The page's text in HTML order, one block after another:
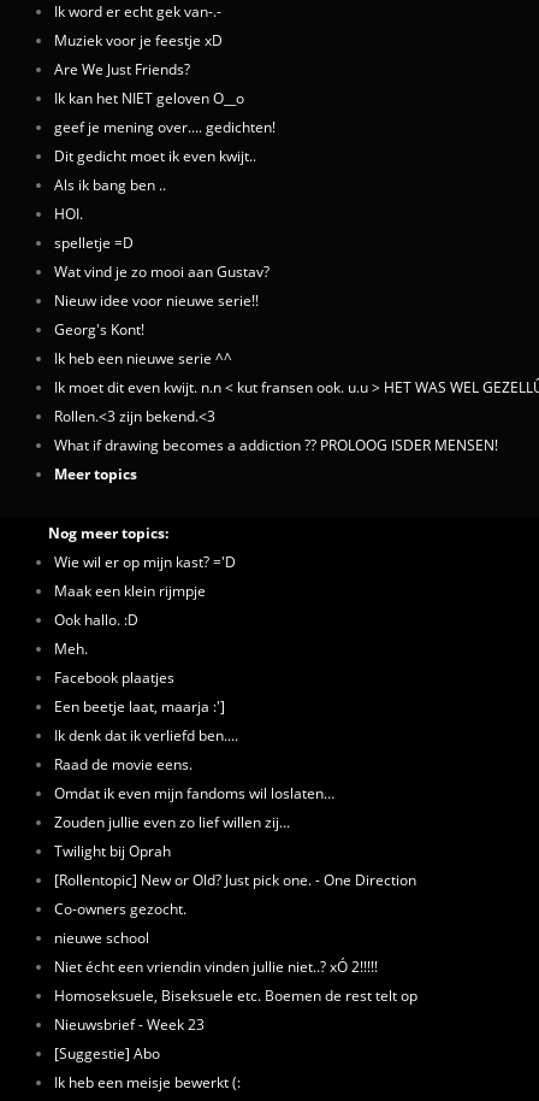
Ik word er echt gek van-.-
Muziek voor je feestje xD
Are We Just Friends?
Ik kan het NIET geloven O__o
geef je mening over.... gedichten!
Dit gedicht moet ik even kwijt..
Als ik bang ben ..
HOI.
spelletje =D
Wat vind je zo mooi aan Gustav?
Nieuw idee voor nieuwe serie!!
Georg's Kont!
Ik heb een nieuwe serie ^^
Ik moet dit even kwijt. n.n < kut fransen ook. u.u > HET WAS WEL
Rollen.<3 zijn bekend.<3
What if drawing becomes a addiction ?? PROLOOG ISDER MENSEN!
Meer topics
Nog meer topics:
Wie wil er op mijn kast? ='D
Maak een klein rijmpje
Ook hallo. :D
Meh.
Facebook plaatjes
Een beetje laat, maarja :']
Ik denk dat ik verliefd ben....
Raad de movie eens.
Omdat ik even mijn fandoms wil loslaten…
Zouden jullie even zo lief willen zij...
Twilight bij Oprah
[Rollentopic] New or Old? Just pick one. - One Direction
Co-owners gezocht.
nieuwe school
Niet écht een vriendin vinden jullie niet..? xÓ 2!!!!!
Homoseksuele, Biseksuele etc. Boemen de rest telt op
Nieuwsbrief - Week 23
[Suggestie] Abo
Ik heb een meisje bewerkt (: